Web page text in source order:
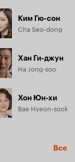
Ким Гю-сон
Cha Seo-dong
Хан Ги-джун
Ha Jong-soo
Хон Юн-хи
Bae Hyeon-sook
Все